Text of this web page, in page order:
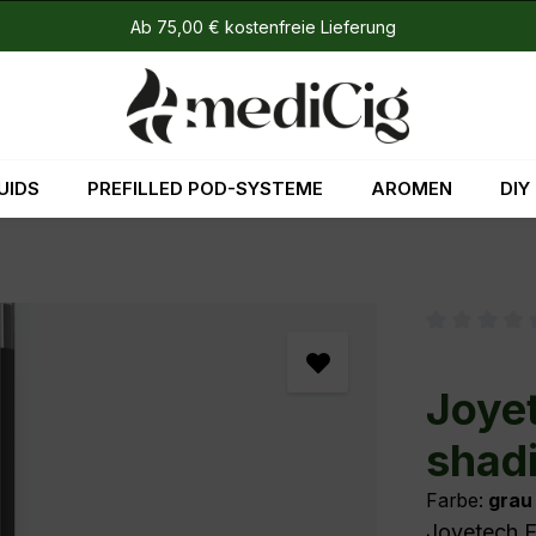
Ab 75,00 € kostenfreie Lieferung
PREFILLED POD-SYSTEME AROMEN DIY
Farbe: grau